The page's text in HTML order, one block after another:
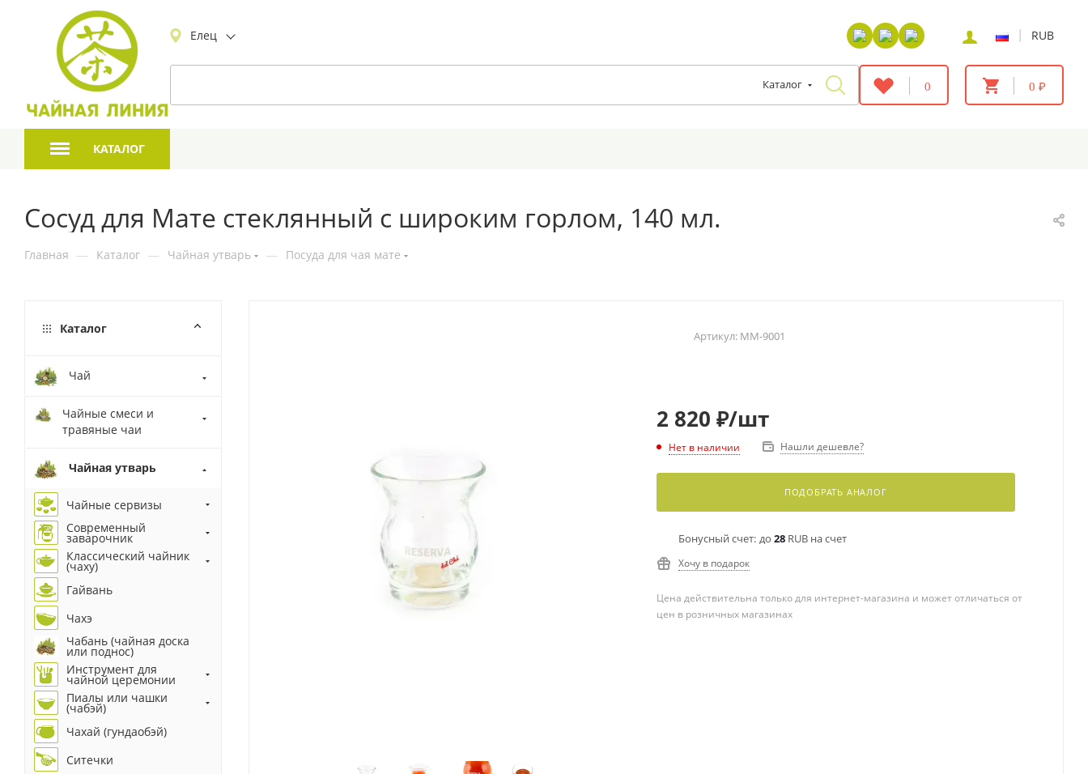
Елец | RUB
Каталог 0 0 ₽
КАТАЛОГ
Сосуд для Мате стеклянный с широким горлом, 140 мл.
Главная — Каталог — Чайная утварь — Посуда для чая мате
Артикул: MM-9001
2 820 ₽/шт
Нет в наличии Нашли дешевле?
ПОДОБРАТЬ АНАЛОГ
Бонусный счет: до 28RUB на счет
Хочу в подарок
Цена действительна только для интернет-магазина и может отличаться от
цен в розничных магазинах
Каталог
Чай
Чайные смеси и
травяные чаи
Чайная утварь
Чайные сервизы
Современный
заварочник
Классический чайник
(чаху)
Гайвань
Чахэ
Чабань (чайная доска
или поднос)
Инструмент для
чайной церемонии
Пиалы или чашки
(чабэй)
Чахай (гундаобэй)
Ситечки